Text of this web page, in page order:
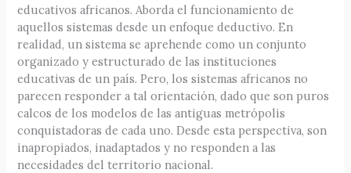
educativos africanos. Aborda el funcionamiento de
aquellos sistemas desde un enfoque deductivo. En
realidad, un sistema se aprehende como un conjunto
organizado y estructurado de las instituciones
educativas de un país. Pero, los sistemas africanos no
parecen responder a tal orientación, dado que son puros
calcos de los modelos de las antiguas metrópolis
conquistadoras de cada uno. Desde esta perspectiva, son
inapropiados, inadaptados y no responden a las
necesidades del territorio nacional.